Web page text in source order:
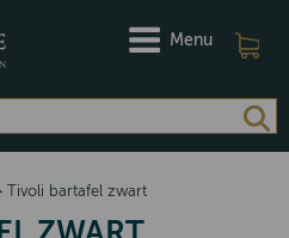
Menu
Tivoli bartafel zwart